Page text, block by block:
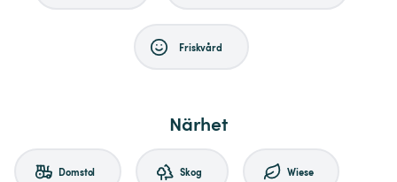
Friskvård
Närhet
Domstol Skog Wiese